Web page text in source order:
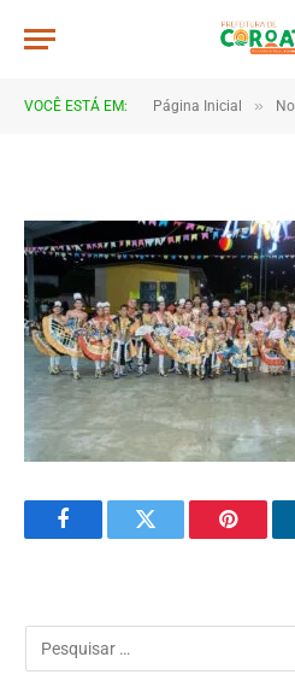
VOCÊ ESTÁ EM: Página Inicial »
IMG_2405
FacebookTwitter